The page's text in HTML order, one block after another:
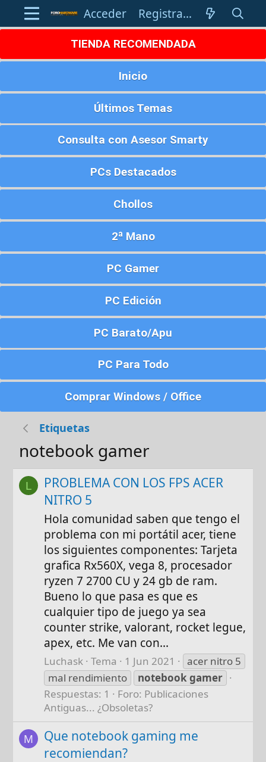
Acceder Registrarse
TIENDA RECOMENDADA
Inicio
Últimos Temas
Consulta con Asesor Smarty
PCs Destacados
Chollos
2ª Mano
PC Gamer
PC Edición
PC Barato/Apu
PC Para Todo
Comprar Windows / Office
Etiquetas
notebook gamer
L
PROBLEMA CON LOS FPS ACER
NITRO 5
Hola comunidad saben que tengo el
problema con mi portátil acer, tiene
los siguientes componentes: Tarjeta
grafica Rx560X, vega 8, procesador
ryzen 7 2700 CU y 24 gb de ram.
Bueno lo que pasa es que es
cualquier tipo de juego ya sea
counter strike, valorant, rocket legue,
apex, etc. Me van con...
Luchask Tema 1 Jun 2021
acer nitro 5
mal rendimiento
notebookgamer
Respuestas: 1
Foro: Publicaciones
Antiguas... ¿Obsoletas?
M
Que notebook gaming me
recomiendan?